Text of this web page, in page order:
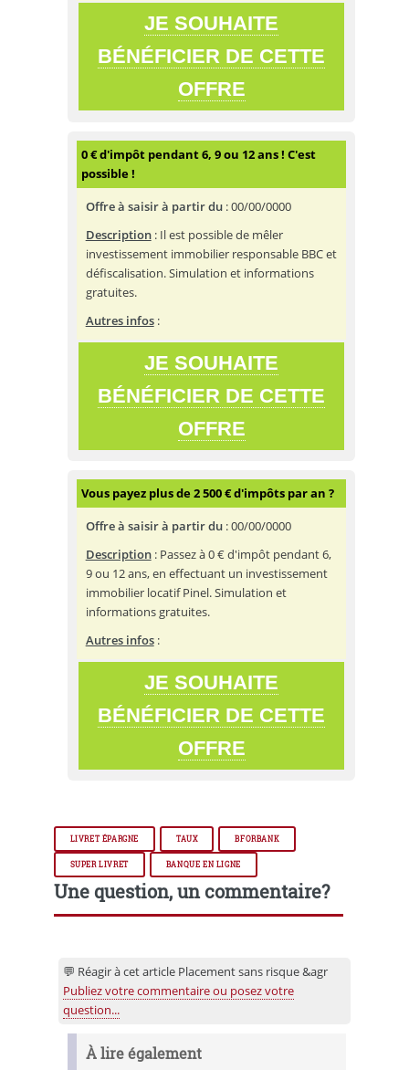
JE SOUHAITE
BÉNÉFICIER DE CETTE
OFFRE
0 € d'impôt pendant 6, 9 ou 12 ans ! C'est
possible !
Offre à saisir à partir du:00/00/0000
Description: Il est possible de mêler
investissement immobilier responsable BBC et
défiscalisation. Simulation et informations
gratuites.
Autres infos:
JE SOUHAITE
BÉNÉFICIER DE CETTE
OFFRE
Vous payez plus de 2 500 € d'impôts par an ?
Offre à saisir à partir du:00/00/0000
Description: Passez à 0 € d'impôt pendant 6,
9 ou 12 ans, en effectuant un investissement
immobilier locatif Pinel. Simulation et
informations gratuites.
Autres infos:
JE SOUHAITE
BÉNÉFICIER DE CETTE
OFFRE
LIVRET ÉPARGNE TAUX BFORBANK
SUPER LIVRET BANQUE EN LIGNE
Une question, un commentaire?
💬 Réagir à cet article Placement sans risque &agr
Publiez votre commentaire ou posez votre
question...
À lire également